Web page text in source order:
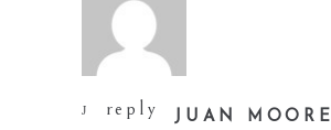
reply JUAN MOORE